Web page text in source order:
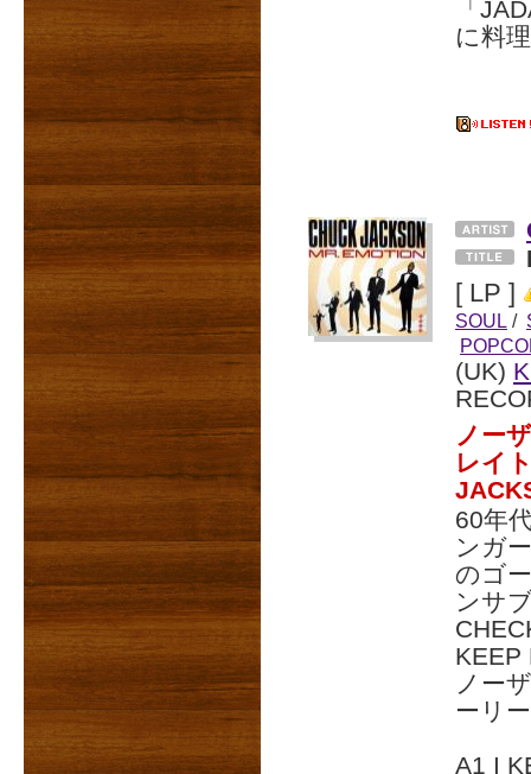
「
に料
[ LP ]
SOUL /
(UK)
ノー
レイ
60年
ンガ
のゴ
ンサ
KEEP
ノー
ーリ
A1 I